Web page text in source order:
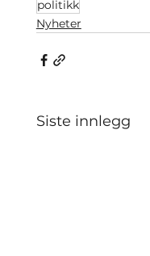
politikk
Nyheter
Siste innlegg